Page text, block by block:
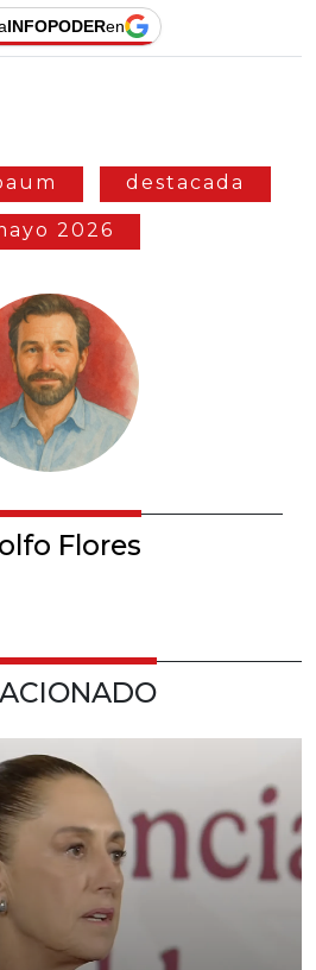
INFOPODERen
destacada
2026
Flores